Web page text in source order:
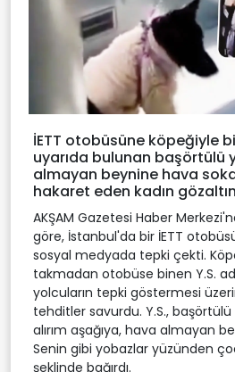
İETT otobüsüne köpeğiyle
uyarıda bulunan başörtülü
almayan beynine hava
hakaret eden kadın
AKŞAM Gazetesi Haber
göre, İstanbul'da bir İETT
sosyal medyada tepki çekti.
takmadan otobüse binen Y.S.
yolcuların tepki göstermesi
tehditler savurdu. Y.S.,
alırım aşağıya, hava almayan
Senin gibi yobazlar yüzünden
şeklinde bağırdı.